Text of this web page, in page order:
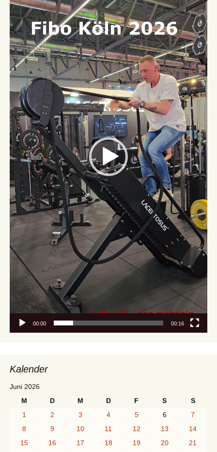
00:00 00:16
Kalender
Juni 2026
M
D M D F S
S
1
2 3 4 5 6
7
8
9 10 11 12 13
14
15
16 17 18 19 20
21